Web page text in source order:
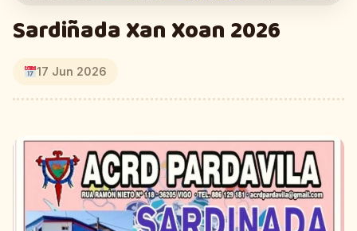
Sardiñada Xan Xoan 2026
17 Jun 2026